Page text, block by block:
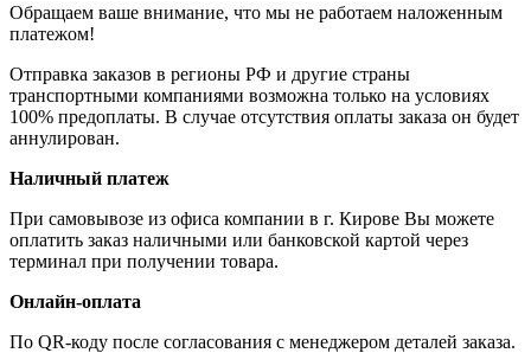
Обращаем ваше внимание, что мы не работаем наложенным
платежом!
Отправка заказов в регионы РФ и другие страны
транспортными компаниями возможна только на условиях
100% предоплаты. В случае отсутствия оплаты заказа он будет
аннулирован.
Наличный платеж
При самовывозе из офиса компании в г. Кирове Вы можете
оплатить заказ наличными или банковской картой через
терминал при получении товара.
Онлайн-оплата
По QR-коду после согласования с менеджером деталей заказа.